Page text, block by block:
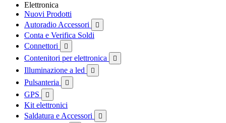
Elettronica
Nuovi Prodotti
Autoradio Accessori

Conta e Verifica Soldi
Connettori

Contenitori per elettronica 
Illuminazione a led 
Pulsanteria 
GPS 
Kit elettronici
Saldatura e Accessori
